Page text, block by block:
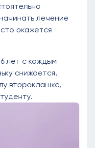
лечение
окажется
лет с каждым
снижается,
второклашке,